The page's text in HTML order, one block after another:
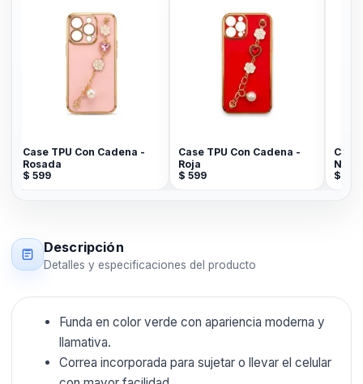
Case TPU Con Cadena -
Rosada
$ 599
Case TPU Con Cadena -
Roja
$ 599
Case
$
Descripción
Detalles y especificaciones del producto
Funda en color verde con apariencia moderna y
llamativa.
Correa incorporada para sujetar o llevar el celular